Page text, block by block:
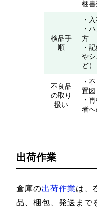
梱
検品手
順
・
・
方
・
や
ど）
不良品
の取り
扱い
・
置図
・
者
出荷作業
倉庫の出荷作業は、
品、梱包、発送まで